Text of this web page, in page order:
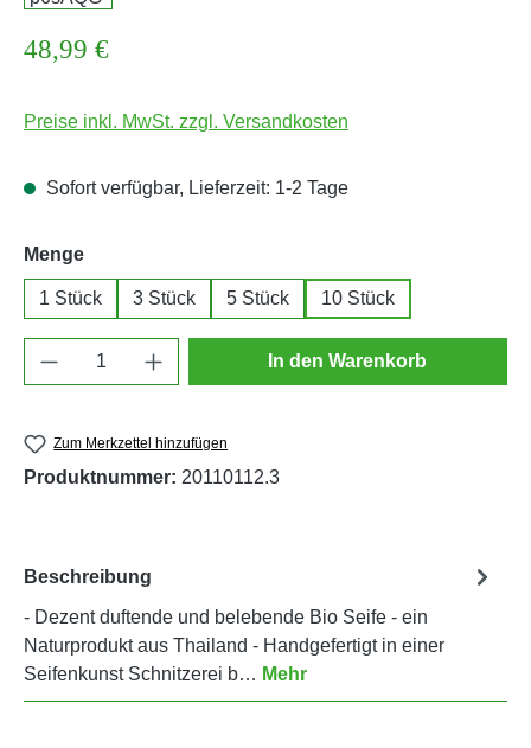
Regulärer Preis:
48,99 €
Preise inkl. MwSt. zzgl. Versandkosten
Sofort verfügbar, Lieferzeit: 1-2 Tage
Mengeauswählen
1 Stück 3 Stück 5 Stück 10 Stück
Produkt Anzahl: Gib den gewünschten
In den Warenkorb
Zum Merkzettel hinzufügen
Produktnummer: 20110112.3
Beschreibung
- Dezent duftende und belebende Bio Seife - ein
Naturprodukt aus Thailand - Handgefertigt in einer
Seifenkunst Schnitzerei b… Mehr